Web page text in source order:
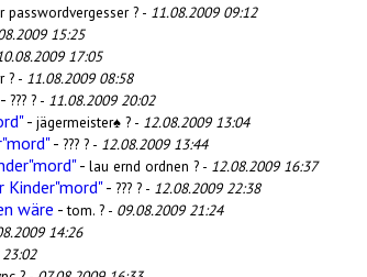
passwordvergesser ? - 11.08.2009 09:12
15:25
17:05
? - 11.08.2009 08:58
??? ? - 11.08.2009 20:02
- jägermeister♠ ? - 12.08.2009 13:04
- ??? ? - 12.08.2009 13:44
- lau ernd ordnen ? - 12.08.2009 16:37
Kinder"mord"- ??? ? - 12.08.2009 22:38
wäre -tom. ? - 09.08.2009 21:24
14:26